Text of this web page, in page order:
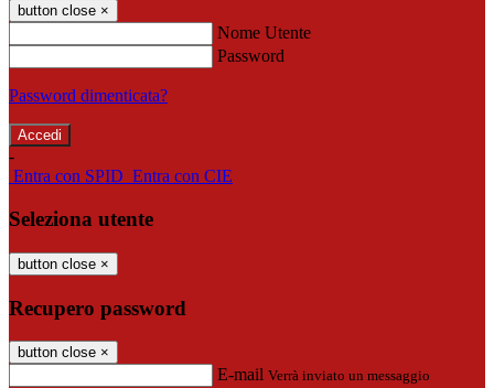
button close ×
Nome Utente
Password
Password dimenticata?
-
Entra con SPID Entra con CIE
Seleziona utente
button close ×
Recupero password
button close ×
E-mail Verrà inviato un messaggio